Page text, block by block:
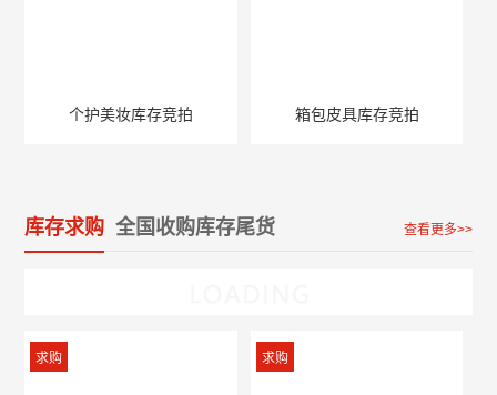
个护美妆库存竞拍 箱包皮具库存竞拍
库存求购 全国收购库存尾货 查看更多>>
求购 求购